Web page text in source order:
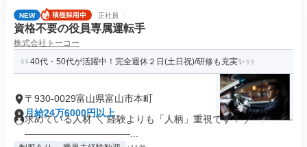
NEW 正社員
資格不要の役員専属運転手
株式会社トーコー
40代・50代が活躍中！完全週休２日(土日祝)/研修も充実✨
〒930-0029富山県富山市本町
月給24万6000円以上
求めている人材 ＼ 経験よりも「人柄」重視です！ ／ ･:＊――
―――――――――――...